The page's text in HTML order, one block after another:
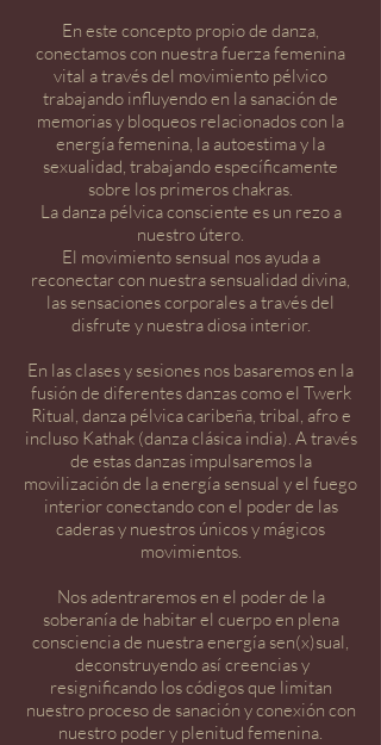
En este concepto propio de danza,
conectamos con nuestra fuerza femenina
vital a través del movimiento pélvico
trabajando influyendo en la sanación de
memorias y bloqueos relacionados con la
energía femenina, la autoestima y la
sexualidad, trabajando específicamente
sobre los primeros chakras.
La danza pélvica consciente es un rezo a
nuestro útero.
El movimiento sensual nos ayuda a
reconectar con nuestra sensualidad divina,
las sensaciones corporales a través del
disfrute y nuestra diosa interior.
En las clases y sesiones nos basaremos en la
fusión de diferentes danzas como el Twerk
Ritual, danza pélvica caribeña, tribal, afro e
incluso Kathak (danza clásica india). A través
de estas danzas impulsaremos la
movilización de la energía sensual y el fuego
interior conectando con el poder de las
caderas y nuestros únicos y mágicos
movimientos.
Nos adentraremos en el poder de la
soberanía de habitar el cuerpo en plena
consciencia de nuestra energía sen(x)sual,
deconstruyendo así creencias y
resignificando los códigos que limitan
nuestro proceso de sanación y conexión con
nuestro poder y plenitud femenina.